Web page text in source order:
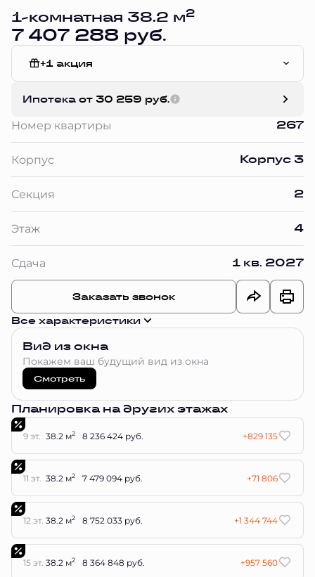
1-комнатная 38.2 м2
7 407 288 руб.
+1 акция
Ипотека от 30 259 руб.
Номер квартиры 267
Корпус Корпус 3
Секция 2
Этаж 4
Сдача 1 кв. 2027
Заказать звонок
Все характеристики
Вид из окна
Покажем ваш будущий вид из окна
Смотреть
Планировка на других этажах
9 эт. 38.2 м2 8 236 424 руб. +829 135
11 эт. 38.2 м2 7 479 094 руб. +71 806
12 эт. 38.2 м2 8 752 033 руб. +1 344 744
15 эт. 38.2 м2 8 364 848 руб. +957 560